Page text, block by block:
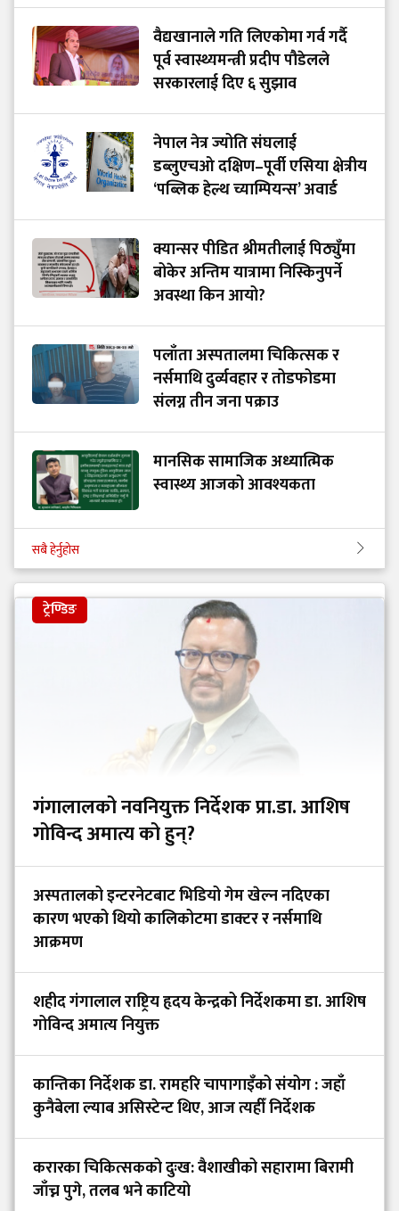
वैद्यखानाले गति लिएकोमा गर्व गर्दै
पूर्व स्वास्थ्यमन्त्री प्रदीप पौडेलले
सरकारलाई दिए ६ सुझाव
नेपाल नेत्र ज्योति संघलाई
डब्लुएचओ दक्षिण–पूर्वी एसिया क्षेत्रीय
‘पब्लिक हेल्थ च्याम्पियन्स’ अवार्ड
क्यान्सर पीडित श्रीमतीलाई पिठ्युँमा
बोकेर अन्तिम यात्रामा निस्किनुपर्ने
अवस्था किन आयो?
पलाँता अस्पतालमा चिकित्सक र
नर्समाथि दुर्व्यवहार र तोडफोडमा
संलग्न तीन जना पक्राउ
मानसिक सामाजिक अध्यात्मिक
स्वास्थ्य आजको आवश्यकता
सबै हेर्नुहोस
ट्रेण्डिङ
गंगालालको नवनियुक्त निर्देशक प्रा.डा. आशिष
गोविन्द अमात्य को हुन्?
अस्पतालको इन्टरनेटबाट भिडियो गेम खेल्न नदिएका
कारण भएको थियो कालिकोटमा डाक्टर र नर्समाथि
आक्रमण
शहीद गंगालाल राष्ट्रिय हृदय केन्द्रको निर्देशकमा डा. आशिष
गोविन्द अमात्य नियुक्त
कान्तिका निर्देशक डा. रामहरि चापागाइँको संयोग : जहाँ
कुनैबेला ल्याब असिस्टेन्ट थिए, आज त्यहीँ निर्देशक
करारका चिकित्सकको दुःख: वैशाखीको सहारामा बिरामी
जाँच्न पुगे, तलब भने काटियो